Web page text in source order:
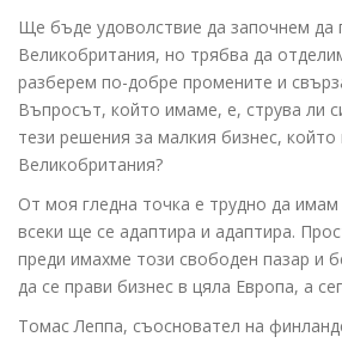
Ще бъде удоволствие да започнем да
Великобритания, но трябва да
разберем по-добре промените и
Въпросът, който имаме, е, струва ли
тези решения за малкия бизнес, който
Великобритания?
От моя гледна точка е трудно да
всеки ще се адаптира и адаптира.
преди имахме този свободен пазар и
да се прави бизнес в цяла Европа, а
Томас Леппа, съосновател на